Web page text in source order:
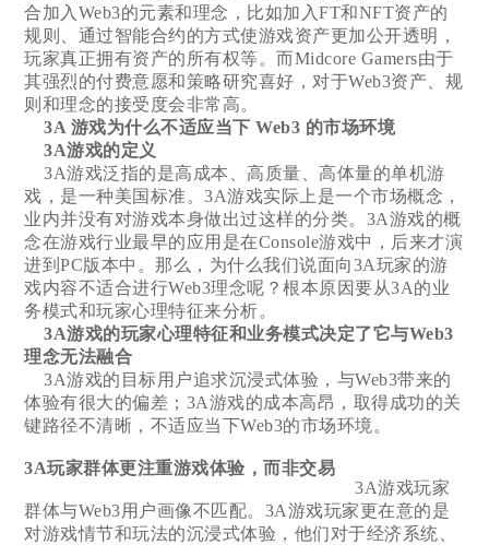
合加入Web3的元素和理念，比如加入FT和NFT资产的
规则、通过智能合约的方式使游戏资产更加公开透明，
玩家真正拥有资产的所有权等。而Midcore Gamers由于
其强烈的付费意愿和策略研究喜好，对于Web3资产、规
则和理念的接受度会非常高。
3A 游戏为什么不适应当下 Web3 的市场环境
3A游戏的定义
3A游戏泛指的是高成本、高质量、高体量的单机游
戏，是一种美国标准。3A游戏实际上是一个市场概念，
业内并没有对游戏本身做出过这样的分类。3A游戏的概
念在游戏行业最早的应用是在Console游戏中，后来才演
进到PC版本中。那么，为什么我们说面向3A玩家的游
戏内容不适合进行Web3理念呢？根本原因要从3A的业
务模式和玩家心理特征来分析。
3A游戏的玩家心理特征和业务模式决定了它与Web3
理念无法融合
3A游戏的目标用户追求沉浸式体验，与Web3带来的
体验有很大的偏差；3A游戏的成本高昂，取得成功的关
键路径不清晰，不适应当下Web3的市场环境。
3A玩家群体更注重游戏体验，而非交易
3A游戏玩家
群体与Web3用户画像不匹配。3A游戏玩家更在意的是
对游戏情节和玩法的沉浸式体验，他们对于经济系统、